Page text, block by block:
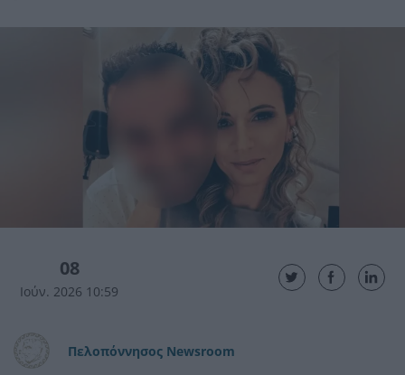
08
Ιούν. 2026 10:59
Πελοπόννησος Newsroom